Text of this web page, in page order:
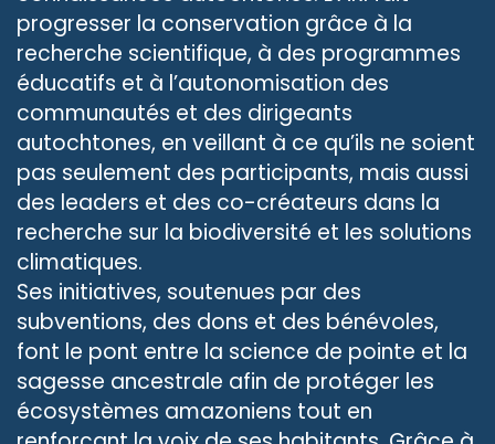
progresser la conservation grâce à la
recherche scientifique, à des programmes
éducatifs et à l’autonomisation des
communautés et des dirigeants
autochtones, en veillant à ce qu’ils ne soient
pas seulement des participants, mais aussi
des leaders et des co-créateurs dans la
recherche sur la biodiversité et les solutions
climatiques.
Ses initiatives, soutenues par des
subventions, des dons et des bénévoles,
font le pont entre la science de pointe et la
sagesse ancestrale afin de protéger les
écosystèmes amazoniens tout en